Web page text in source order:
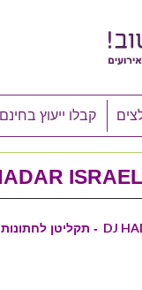
קבלו ייעוץ בחינם
- תקליטן לחתונות